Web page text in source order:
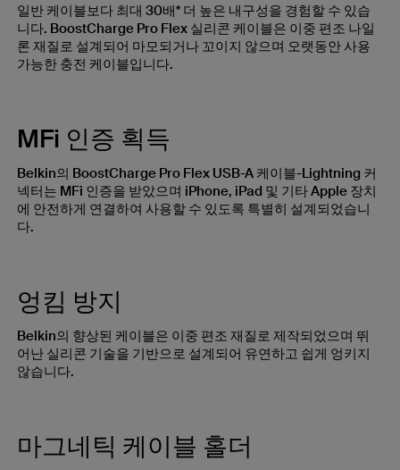
일반 케이블보다 최대 30배* 더 높은 내구성을 경험할 수 있습
니다. BoostCharge Pro Flex 실리콘 케이블은 이중 편조 나일
론 재질로 설계되어 마모되거나 꼬이지 않으며 오랫동안 사용
가능한 충전 케이블입니다.
MFi 인증 획득
Belkin의 BoostCharge Pro Flex USB-A 케이블-Lightning 커
넥터는 MFi 인증을 받았으며 iPhone, iPad 및 기타 Apple 장치
에 안전하게 연결하여 사용할 수 있도록 특별히 설계되었습니
다.
엉킴 방지
Belkin의 향상된 케이블은 이중 편조 재질로 제작되었으며 뛰
어난 실리콘 기술을 기반으로 설계되어 유연하고 쉽게 엉키지
않습니다.
마그네틱 케이블 홀더